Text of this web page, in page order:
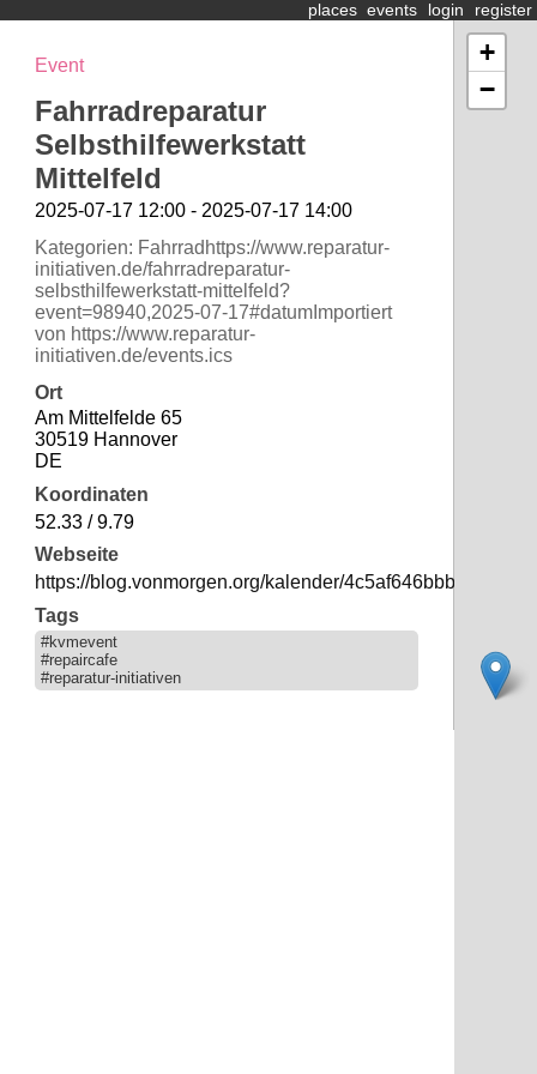
places events login register
Event
Fahrradreparatur
Selbsthilfewerkstatt
Mittelfeld
2025-07-17 12:00 - 2025-07-17 14:00
Kategorien: Fahrradhttps://www.reparatur-
initiativen.de/fahrradreparatur-
selbsthilfewerkstatt-mittelfeld?
event=98940,2025-07-17#datumImportiert
von https://www.reparatur-
initiativen.de/events.ics
Ort
Am Mittelfelde 65
30519 Hannover
DE
Koordinaten
52.33 / 9.79
Webseite
https://blog.vonmorgen.org/kalender/
Tags
#kvmevent
#repaircafe
#reparatur-initiativen
+
−